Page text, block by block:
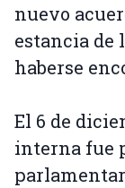
nuevo
estancia de
haberse
El 6 de
interna fue